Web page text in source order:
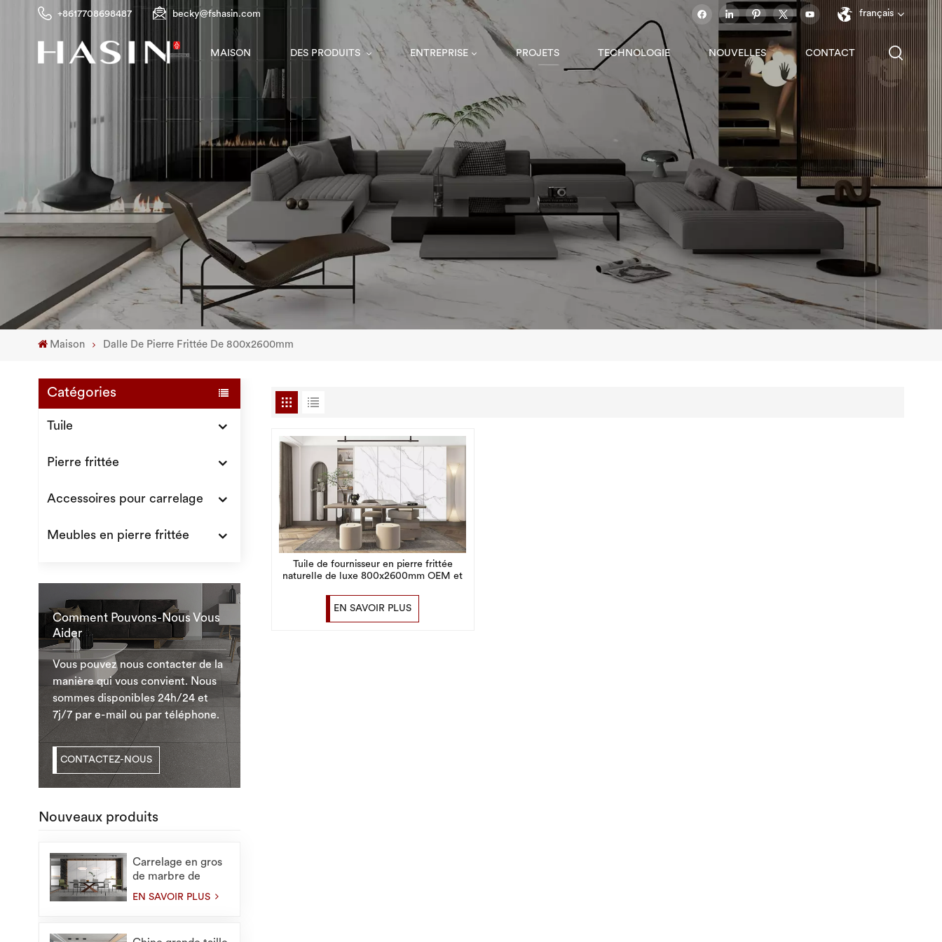
+8617708698487 becky@fshasin.com français
español
MAISON DES PRODUITS ENTREPRISE PROJETS TECHNOLOGIE NOUVELLES CONTACT
Maison Dalle De Pierre Frittée De 800x2600mm
Catégories
Tuile
Pierre frittée
Accessoires pour carrelage
Meubles en pierre frittée
Comment Pouvons-Nous Vous
Aider
Vous pouvez nous contacter de la
manière qui vous convient. Nous
sommes disponibles 24h/24 et
7j/7 par e-mail ou par téléphone.
CONTACTEZ-NOUS
Nouveaux produits
Carrelage en gros
de marbre de
1200X2400mm
EN SAVOIR PLUS
Tuile de fournisseur en pierre frittée
naturelle de luxe 800x2600mm OEM et
EN SAVOIR PLUS